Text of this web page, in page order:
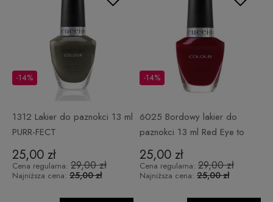
1312 Lakier do paznokci 13 ml
PURR-FECT
25,00 zł
-14%
Cena regularna: 29,00 zł
Najniższa cena: 25,00 zł
6025 Bordowy lakier do
paznokci 13 ml Red Eye to
Shanghai
25,00 zł
-14%
Cena regularna: 29,00 zł
Najniższa cena: 25,00 zł